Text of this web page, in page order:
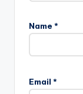
Name *
Email *